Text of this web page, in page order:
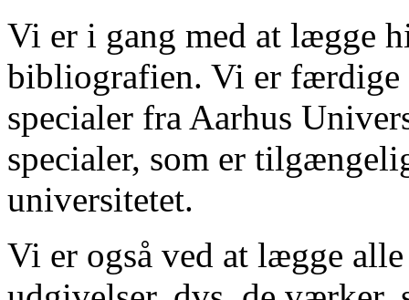
Vi er i gang med at lægge
bibliografien. Vi er færdige
specialer fra Aarhus
specialer, som er
universitetet.
Vi er også ved at lægge